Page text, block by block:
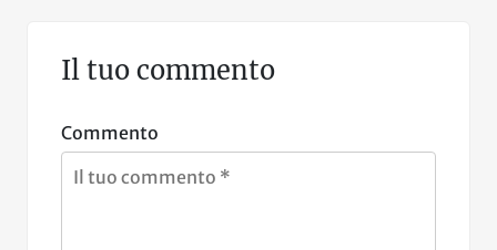
Il tuo commento
Commento